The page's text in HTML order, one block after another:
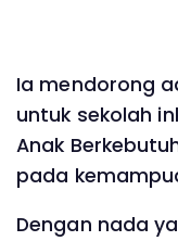
Ia mendorong
untuk sekolah
Anak
pada
Dengan nada